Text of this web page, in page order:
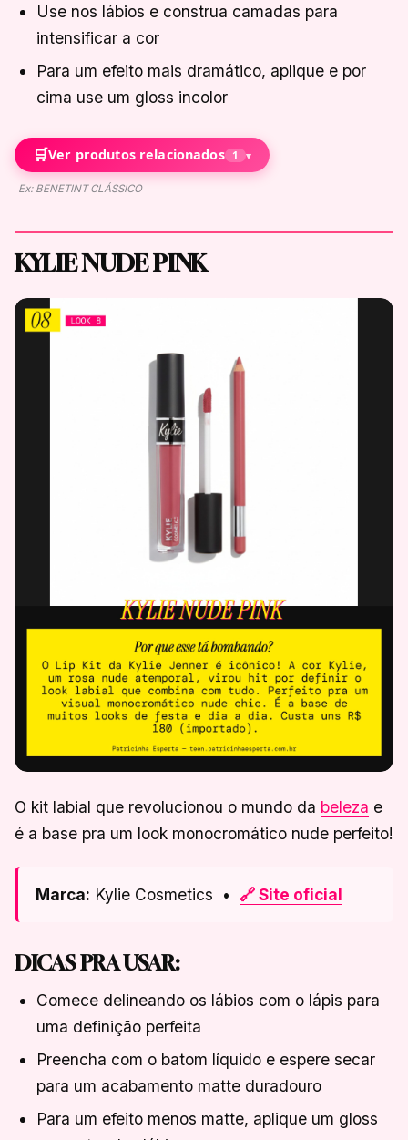
Use nos lábios e construa camadas para
intensificar a cor
Para um efeito mais dramático, aplique e por
cima use um gloss incolor
🛒Ver produtos relacionados 1 ▾
Ex: BENETINT CLÁSSICO
KYLIE NUDE PINK
O kit labial que revolucionou o mundo da beleza e
é a base pra um look monocromático nude perfeito!
Marca: Kylie Cosmetics • 🔗 Site oficial
DICAS PRA USAR:
Comece delineando os lábios com o lápis para
uma definição perfeita
Preencha com o batom líquido e espere secar
para um acabamento matte duradouro
Para um efeito menos matte, aplique um gloss